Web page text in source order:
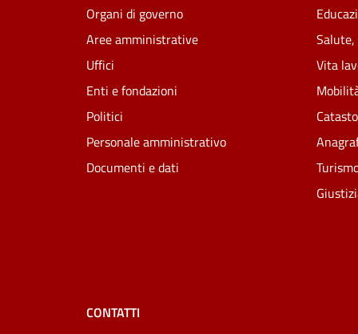
Organi di governo
Aree amministrative
Uffici
Enti e fondazioni
Politici
Personale amministrativo
Documenti e dati
Salute,
Vita
CONTATTI